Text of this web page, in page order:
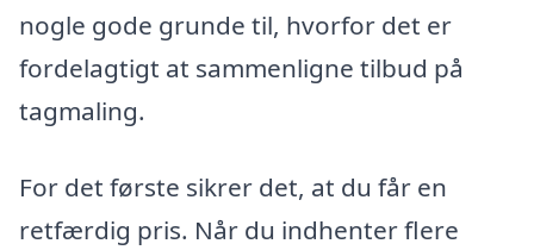
nogle gode grunde til, hvorfor det er
fordelagtigt at sammenligne tilbud på
tagmaling.
For det første sikrer det, at du får en
retfærdig pris. Når du indhenter flere